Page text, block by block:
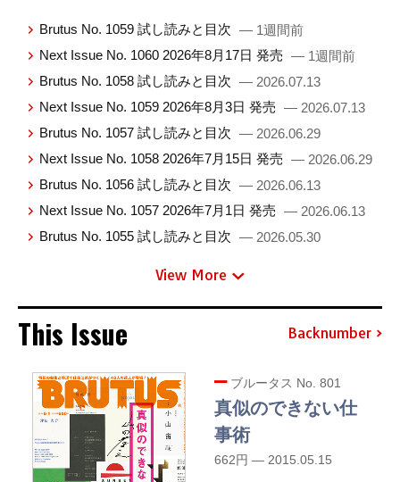
Brutus No. 1059 試し読みと目次 — 1週間前
Next Issue No. 1060 2026年8月17日 発売 — 1週間前
Brutus No. 1058 試し読みと目次 — 2026.07.13
Next Issue No. 1059 2026年8月3日 発売 — 2026.07.13
Brutus No. 1057 試し読みと目次 — 2026.06.29
Next Issue No. 1058 2026年7月15日 発売 — 2026.06.29
Brutus No. 1056 試し読みと目次 — 2026.06.13
Next Issue No. 1057 2026年7月1日 発売 — 2026.06.13
Brutus No. 1055 試し読みと目次 — 2026.05.30
View More
This Issue Backnumber
ブルータス No. 801
真似のできない仕
事術
662円 — 2015.05.15